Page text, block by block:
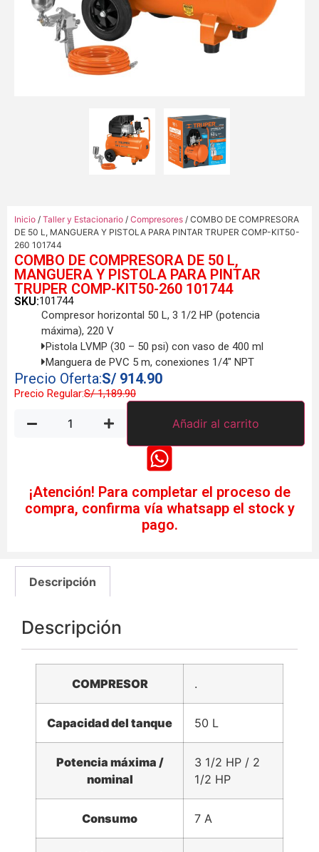
Inicio / Taller y Estacionario / Compresores / COMBO DE COMPRESORA
DE 50 L, MANGUERA Y PISTOLA PARA PINTAR TRUPER COMP-KIT50-
260 101744
COMBO DE COMPRESORA DE 50 L,
MANGUERA Y PISTOLA PARA PINTAR
TRUPER COMP-KIT50-260 101744
SKU:101744
Compresor horizontal 50 L, 3 1/2 HP (potencia
máxima), 220 V
Pistola LVMP (30 – 50 psi) con vaso de 400 ml
Manguera de PVC 5 m, conexiones 1/4″ NPT
Precio Oferta:S/ 914.90
Precio Regular:S/1,189.90
Añadir al carrito
¡Atención! Para completar el proceso de
compra, confirma vía whatsapp el stock y
pago.
Descripción
Descripción
COMPRESOR .
Capacidad del tanque 50 L
Potencia máxima /
nominal
3 1/2 HP / 2
1/2 HP
Consumo 7 A